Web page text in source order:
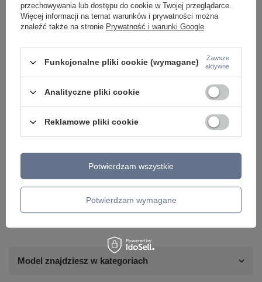
Potrzebujesz pomocy? Masz pytania lub
chcesz lepszą cenę?
szybko i przygotujemy indywidualną ofertę
dopasowaną do Ciebie..
Model znajdziesz w kategoriach
przechowywania lub dostępu do cookie w Twojej przeglądarce.
Więcej informacji na temat warunków i prywatności można
znaleźć także na stronie Prywatność i warunki Google.
Funkcjonalne pliki cookie (wymagane)
Zawsze
aktywne
Analityczne pliki cookie
Reklamowe pliki cookie
Potwierdzam wymagane
Potwierdzam wszystkie